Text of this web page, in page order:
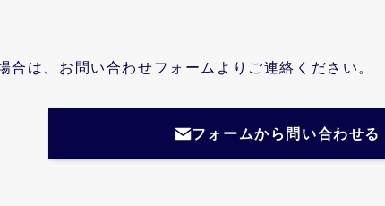
は、お問い合わせフォームよりご連絡ください。
フォームから問い合わせる